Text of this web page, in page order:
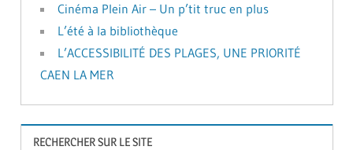
Cinéma Plein Air – Un p’tit truc en plus
L’été à la bibliothèque
L’ACCESSIBILITÉ DES PLAGES, UNE PRIORITÉ
CAEN LA MER
RECHERCHER SUR LE SITE